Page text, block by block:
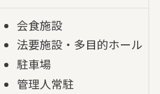
会食施設
法要施設・多目的ホール
駐車場
管理人常駐